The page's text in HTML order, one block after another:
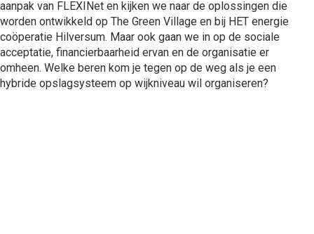
aanpak van FLEXINet en kijken we naar de oplossingen die
worden ontwikkeld op The Green Village en bij HET energie
coöperatie Hilversum. Maar ook gaan we in op de sociale
acceptatie, financierbaarheid ervan en de organisatie er
omheen. Welke beren kom je tegen op de weg als je een
hybride opslagsysteem op wijkniveau wil organiseren?